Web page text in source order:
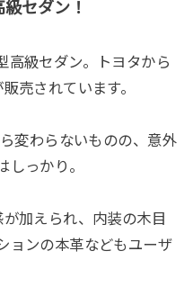
セダン！
高級セダン。トヨタから
売されています。
変わらないものの、意外
しっかり。
加えられ、内装の木目
ョンの本革などもユーザ